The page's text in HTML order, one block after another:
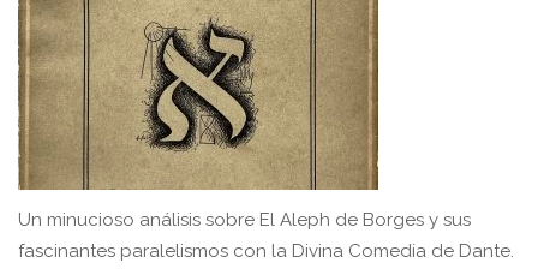
Un minucioso análisis sobre El Aleph de Borges y sus
fascinantes paralelismos con la Divina Comedia de Dante.